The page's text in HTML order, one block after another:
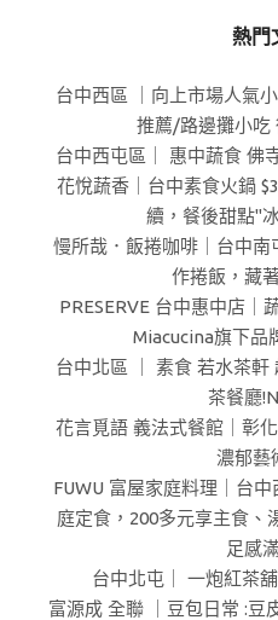
熱門
台中西區 ｜向上市場人氣
推薦/路邊攤小吃
台中西屯區｜ 惠中蔬食 佛
花悅蔬香｜台中素食火鍋
續，餐後甜點"
慢所哉．飯捲咖啡｜台中
作捲飯，藏
PRESERVE 台中惠中店｜
Miacucina旗下品
台中北區 ｜ 素食 若水茶軒
茶餐廳
花言覓語 義法式餐館｜彰
濃郁藝
FUWU 富屋家庭料理｜台
庭定食，200多元享主食、
足感
台中北屯｜ 一炮紅茶
富源成 全聯 ｜豆包日常 :豆